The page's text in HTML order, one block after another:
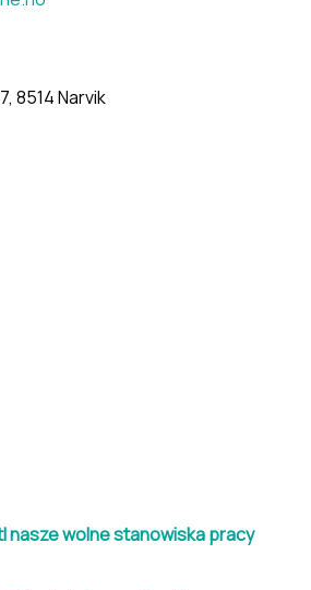
8514 Narvik
nasze wolne stanowiska pracy